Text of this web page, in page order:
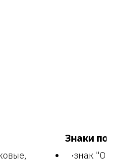
Знаки
знак "О